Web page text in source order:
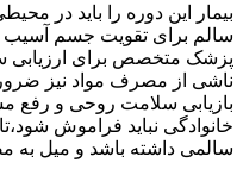
بیمار این دوره را باید در
سالم برای تقویت جسم آسیب
پزشک متخصص برای
ناشی از مصرف مواد نیز
بازیابی سلامت روحی و رفع
خانوادگی نباید فراموش
سالمی داشته باشد و میل به